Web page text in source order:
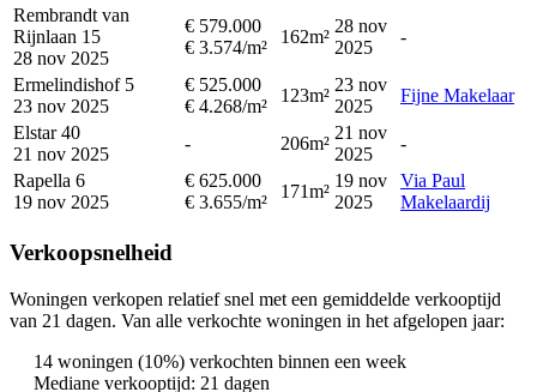
Rembrandt van
Rijnlaan 15
28 nov 2025
€ 579.000
€ 3.574/m²
162m²
28 nov
2025
-
Ermelindishof 5
23 nov 2025
€ 525.000
€ 4.268/m²
123m²
23 nov
2025
Fijne Makelaar
Elstar 40
21 nov 2025
- 206m²
21 nov
2025
-
Rapella 6
19 nov 2025
€ 625.000
€ 3.655/m²
171m²
19 nov
2025
Via Paul
Makelaardij
Verkoopsnelheid
Woningen verkopen relatief snel met een gemiddelde verkooptijd
van 21 dagen. Van alle verkochte woningen in het afgelopen jaar:
14 woningen (10%) verkochten binnen een week
Mediane verkooptijd: 21 dagen